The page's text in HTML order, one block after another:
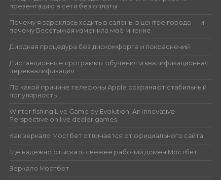
презентацию в сети без оплаты
Почему я зареклась ходить в салоны в центре города — и
почему Бесстыжая изменила моё мнение
Диодная процедура без дискомфорта и покраснений
Дистанционные программы обучения и квалификационная
переквалификация
По какой причине телефоны Apple сохраняют стабильный
популярность
Winter fishing Live Game by Evolution: An Innovative
Perspective on live dealer games
Как зеркало Мостбет отличается от официального сайта
Где надёжно отыскать свежее рабочий домен Мостбет
Зеркало Мостбет